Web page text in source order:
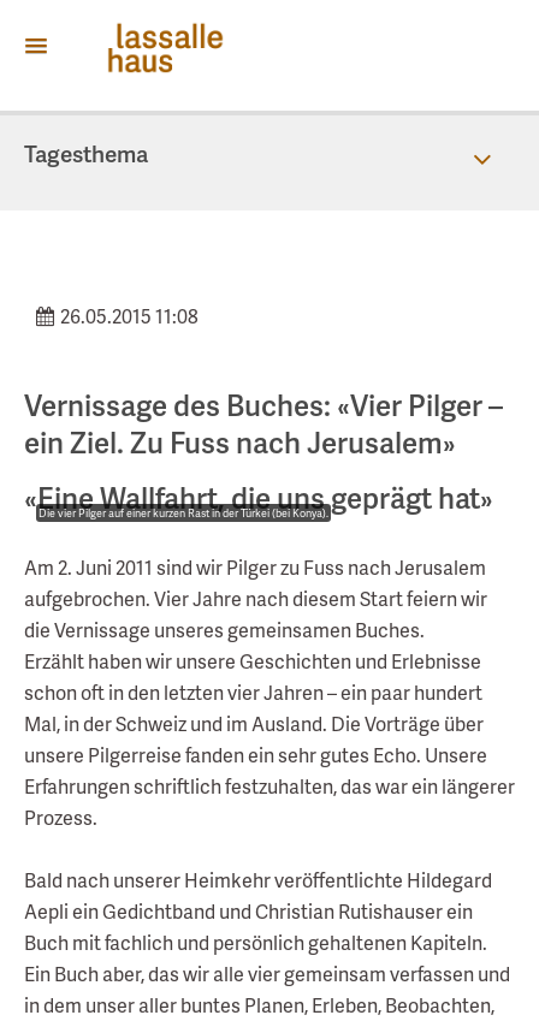
26.05.2015 11:08
Vernissage des Buches: «Vier Pilger –
ein Ziel. Zu Fuss nach Jerusalem»
«Eine Wallfahrt, die uns geprägt hat»
Die vier Pilger auf einer kurzen Rast in der Türkei (bei Konya).
Am 2. Juni 2011 sind wir Pilger zu Fuss nach Jerusalem
aufgebrochen. Vier Jahre nach diesem Start feiern wir
die Vernissage unseres gemeinsamen Buches.
Erzählt haben wir unsere Geschichten und Erlebnisse
schon oft in den letzten vier Jahren – ein paar hundert
Mal, in der Schweiz und im Ausland. Die Vorträge über
unsere Pilgerreise fanden ein sehr gutes Echo. Unsere
Erfahrungen schriftlich festzuhalten, das war ein längerer
Prozess.
Bald nach unserer Heimkehr veröffentlichte Hildegard
Aepli ein Gedichtband und Christian Rutishauser ein
Buch mit fachlich und persönlich gehaltenen Kapiteln.
Ein Buch aber, das wir alle vier gemeinsam verfassen und
in dem unser aller buntes Planen, Erleben, Beobachten,
Tagesthema